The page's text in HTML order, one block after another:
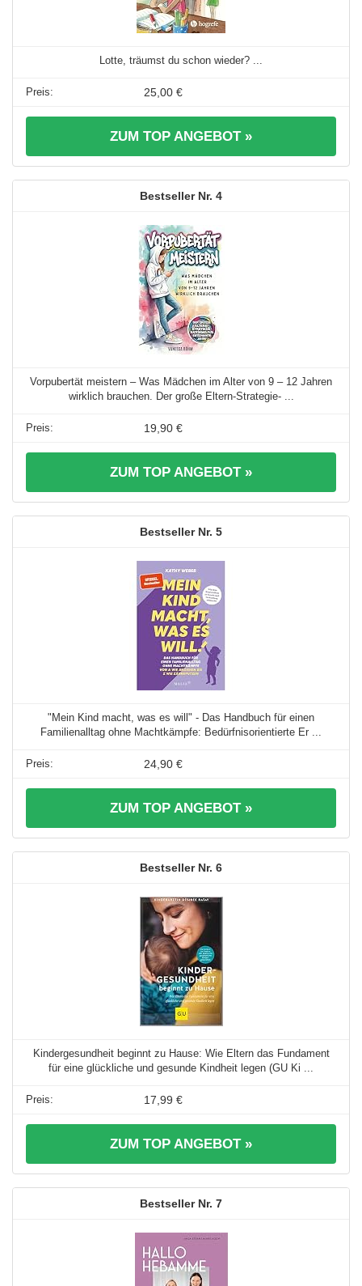
Lotte, träumst du schon wieder? ...
25,00 €
ZUM TOP ANGEBOT »
4
Vorpubertät meistern – Was Mädchen im Alter von 9 – 12 Jahren
wirklich brauchen. Der große Eltern-Strategie- ...
19,90 €
ZUM TOP ANGEBOT »
5
"Mein Kind macht, was es will" - Das Handbuch für einen
Familienalltag ohne Machtkämpfe: Bedürfnisorientierte Er ...
24,90 €
ZUM TOP ANGEBOT »
6
Kindergesundheit beginnt zu Hause: Wie Eltern das Fundament
für eine glückliche und gesunde Kindheit legen (GU Ki ...
17,99 €
ZUM TOP ANGEBOT »
7